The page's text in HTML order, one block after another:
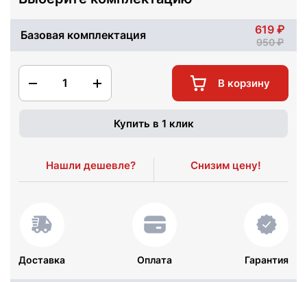
Базовая комплектация 619
950
1 В корзину
Купить в 1 клик
Нашли дешевле? Снизим цену!
Доставка Оплата Гарантия